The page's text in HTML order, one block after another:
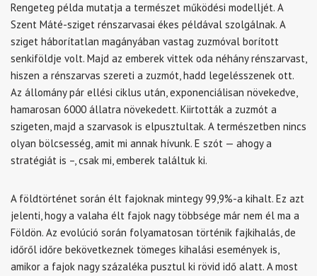
Rengeteg példa mutatja a természet működési modelljét. A
Szent Máté-sziget rénszarvasai ékes példával szolgálnak. A
sziget háborítatlan magányában vastag zuzmóval borított
senkiföldje volt. Majd az emberek vittek oda néhány rénszarvast,
hiszen a rénszarvas szereti a zuzmót, hadd legelésszenek ott.
Az állomány pár ellési ciklus után, exponenciálisan növekedve,
hamarosan 6000 állatra növekedett. Kiirtották a zuzmót a
szigeten, majd a szarvasok is elpusztultak. A természetben nincs
olyan bölcsesség, amit mi annak hívunk. E szót — ahogy a
stratégiát is –, csak mi, emberek találtuk ki.
A földtörténet során élt fajoknak mintegy 99,9%-a kihalt. Ez azt
jelenti, hogy a valaha élt fajok nagy többsége már nem él ma a
Földön. Az evolúció során folyamatosan történik fajkihalás, de
időről időre bekövetkeznek tömeges kihalási események is,
amikor a fajok nagy százaléka pusztul ki rövid idő alatt. A most